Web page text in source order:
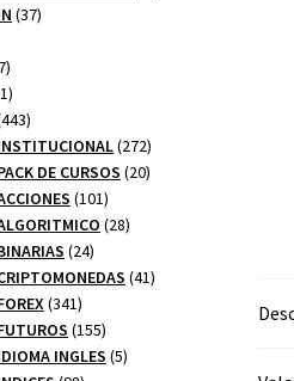
3737
77
productos
31
productos
443443
productos
272272
productos
DE CURSOS 2020
101101
productos
2828
2424
productos
4141
341341
productos
155155
productos
INGLES 55